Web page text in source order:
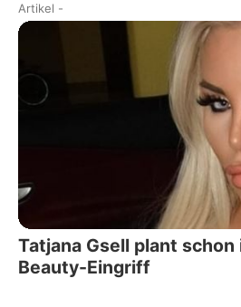
Artikel -
Tatjana Gsell plant
Beauty-Eingriff